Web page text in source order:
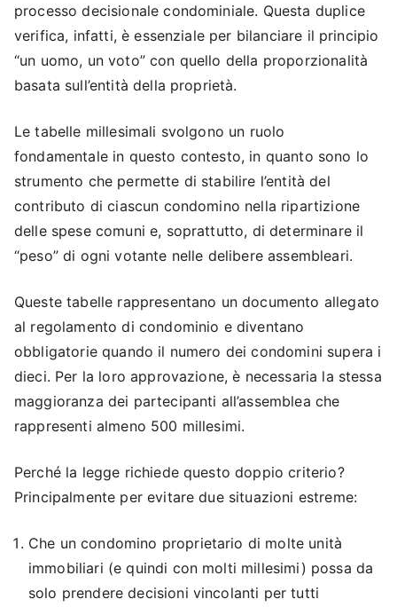
processo decisionale condominiale. Questa duplice
verifica, infatti, è essenziale per bilanciare il principio
“un uomo, un voto” con quello della proporzionalità
basata sull’entità della proprietà.
Le tabelle millesimali svolgono un ruolo
fondamentale in questo contesto, in quanto sono lo
strumento che permette di stabilire l’entità del
contributo di ciascun condomino nella ripartizione
delle spese comuni e, soprattutto, di determinare il
“peso” di ogni votante nelle delibere assembleari.
Queste tabelle rappresentano un documento allegato
al regolamento di condominio e diventano
obbligatorie quando il numero dei condomini supera i
dieci. Per la loro approvazione, è necessaria la stessa
maggioranza dei partecipanti all’assemblea che
rappresenti almeno 500 millesimi.
Perché la legge richiede questo doppio criterio?
Principalmente per evitare due situazioni estreme:
Che un condomino proprietario di molte unità
immobiliari (e quindi con molti millesimi) possa da
solo prendere decisioni vincolanti per tutti